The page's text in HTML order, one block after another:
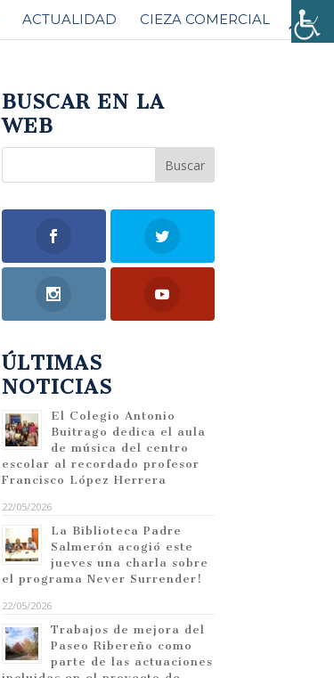
ACTUALIDAD CIEZA COMERCIAL
BUSCAR EN LA
WEB
ÚLTIMAS
NOTICIAS
El Colegio Antonio
Buitrago dedica el aula
de música del centro
escolar al recordado profesor
Francisco López Herrera
22/05/2026
La Biblioteca Padre
Salmerón acogió este
jueves una charla sobre
el programa Never Surrender!
22/05/2026
Trabajos de mejora del
Paseo Ribereño como
parte de las actuaciones